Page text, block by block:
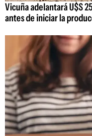
Vicuña adelantará U$S
antes de iniciar la